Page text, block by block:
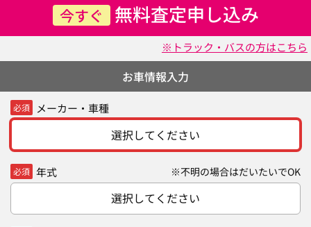
今すぐ 無料査定申し込み
※トラック・バスの方はこちら
お車情報入力
必須 メーカー・車種
選択してください
必須 年式 ※不明の場合はだいたいでOK
選択してください